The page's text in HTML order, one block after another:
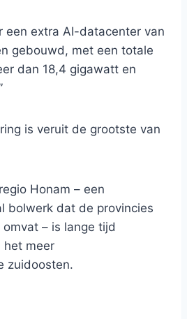
een extra AI-datacenter van
gebouwd, met een totale
dan 18,4 gigawatt en
is veruit de grootste van
Honam – een
bolwerk dat de provincies
– is lange tijd
het meer
zuidoosten.